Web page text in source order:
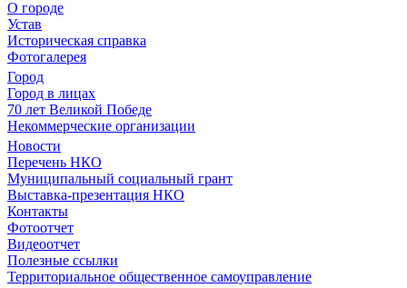
О городе
Устав
Историческая справка
Фотогалерея
Город
Город в лицах
70 лет Великой Победе
Некоммерческие организации
Новости
Перечень НКО
Муниципальный социальный грант
Выставка-презентация НКО
Контакты
Фотоотчет
Видеоотчет
Полезные ссылки
Территориальное общественное самоуправление